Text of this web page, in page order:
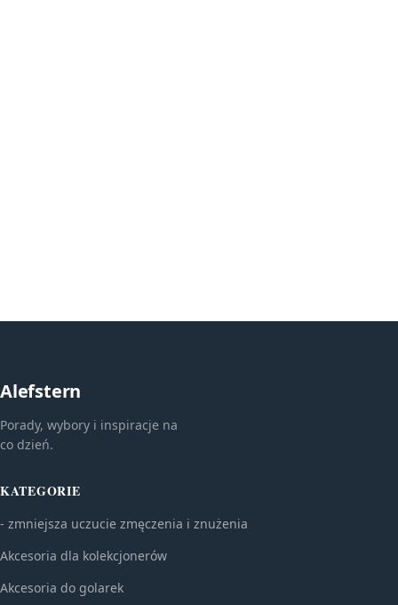
Alefstern
Porady, wybory i inspiracje na
co dzień.
KATEGORIE
- zmniejsza uczucie zmęczenia i znużenia
Akcesoria dla kolekcjonerów
Akcesoria do golarek